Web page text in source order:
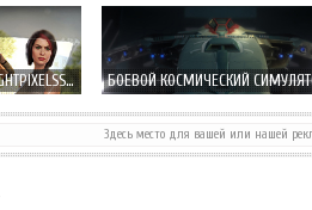
DENA И РАЗРАБОТЧИК EIGHTPIXELSSQUARE ПРЕДСТАВИЛИ IOS ШУТЕР LAWLESS
Здесь место для вашей или нашей